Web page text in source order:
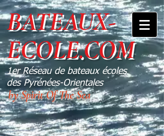
BATEAUX-
ECOLE.COM
1er Réseau de bateaux écoles
des Pyrénées-Orientales
by Spirit Of The Sea